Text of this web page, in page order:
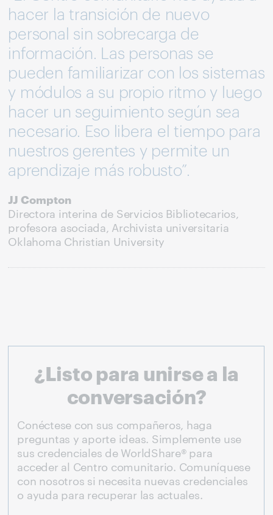
hacer la transición de nuevo
personal sin sobrecarga de
información. Las personas se
pueden familiarizar con los sistemas
y módulos a su propio ritmo y luego
hacer un seguimiento según sea
necesario. Eso libera el tiempo para
nuestros gerentes y permite un
aprendizaje más robusto”.
JJ Compton
Directora interina de Servicios Bibliotecarios,
profesora asociada, Archivista universitaria
Oklahoma Christian University
¿Listo para unirse a la
conversación?
Conéctese con sus compañeros, haga
preguntas y aporte ideas. Simplemente use
sus credenciales de WorldShare® para
acceder al Centro comunitario. Comuníquese
con nosotros si necesita nuevas credenciales
o ayuda para recuperar las actuales.